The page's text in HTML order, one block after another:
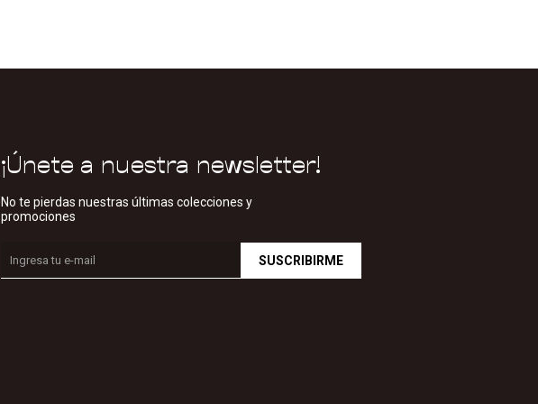
¡Únete a nuestra newsletter!
No te pierdas nuestras últimas colecciones y
promociones
SUSCRIBIRME